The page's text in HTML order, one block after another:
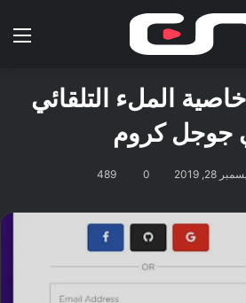
الملء التلقائي
جوجل كروم
2019
0
489